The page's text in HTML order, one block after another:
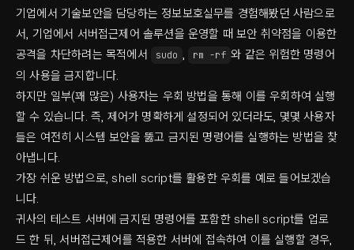
기업에서 기술보안을 담당하는 정보보호실무를 경험해봤던 사람으로
서, 기업에서 서버접근제어 솔루션을 운영할 때 보안 취약점을 이용한
공격을 차단하려는 목적에서
sudo , rm -rf 와 같은 위험한 명령어
의 사용을 금지합니다.
하지만 일부(꽤 많은) 사용자는 우회 방법을 통해 이를 우회하여 실행
할 수 있습니다. 즉, 제어가 명확하게 설정되어 있더라도, 몇몇 사용자
들은 여전히 시스템 보안을 뚫고 금지된 명령어를 실행하는 방법을 찾
아냅니다.
가장 쉬운 방법으로, shell script를 활용한 우회를 예로 들어보겠습
니다.
귀사의 테스트 서버에 금지된 명령어를 포함한 shell script를 업로
드 한 뒤, 서버접근제어를 적용한 서버에 접속하여 이를 실행할 경우,